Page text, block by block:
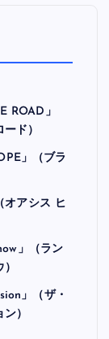
ROAD」
ド）
」（ブラ
オアシス ヒ
」（ラン
」（ザ・
）